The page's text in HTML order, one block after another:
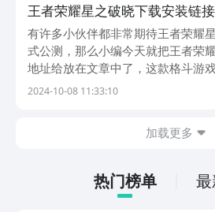
王者荣耀星之破晓下载安装链
晓下载链接
有许多小伙伴都非常期待王者荣耀
式公测，那么小编今天就把王者荣
地址给放在文章中了，这款格斗游
常期待的，无论是从它有趣的可玩
2024-10-08 11:33:10
加载更多
热门榜单